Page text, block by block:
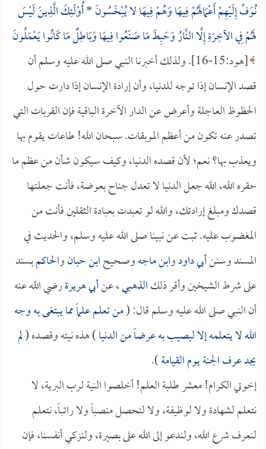
نُوَفِّ إِلَيْهِمْ أَعْمَالَهُمْ فِيهَا وَهُمْ فِيهَا لا يُبْخَسُونَ*أُوْلَئِكَ الَّذِينَ لَيْسَ
لَهُمْ فِي الآخِرَةِ إِلَّا النَّارُ وَحَبِطَ مَا صَنَعُوا فِيهَا وَبَاطِلٌ مَا كَانُوا يَعْمَلُونَ
[هود:15-16]. ولذلك أخبرنا النبي صلى الله عليه وسلم أن
قصد الإنسان إذا توجه للدنيا، وأن إرادة الإنسان إذا دارت حول
الحظوظ العاجلة وأعرض عن الدار الآخرة الباقية فإن القربات التي
تصدر عنه تكون من أعظم الموبقات. سبحان الله! طاعات يقوم بها
ويعذب بها؟ نعم؛ لأن قصده الدنيا، وكيف سيكون شأن من عظم ما
حقره الله، الله جعل الدنيا لا تعدل جناح بعوضة، فأنت جعلتها
قصدك ومبلغ إرادتك، والله لو تعبدت بعبادة الثقلين فأنت من
المغضوب عليه. ثبت عن نبينا صلى الله عليه وسلم، والحديث في
المسند وسننأبي داودوابن ماجهوصحيحابن حبانوالحاكمبسند
على شرط الشيخين وأقر ذلكالذهبي، عنأبي هريرةرضي الله عنه
أن النبي صلى الله عليه وسلم قال: (من تعلم علماً مما يبتغى به وجه
الله لا يتعلمه إلا ليصيب به عرضاً من الدنيا) هذه نيته وقصده (لم
يجد عرف الجنة يوم القيامة).
إخوتي الكرام! معشر طلبة العلم! أخلصوا النية لرب البرية، لا
نتعلم لشهادة ولا لوظيفة، ولا لنحصل منصباً ولا راتباً، نتعلم
لنعرف شرع الله، ولندعو إلى الله على بصيرة، ولنزكي أنفسنا، فإن